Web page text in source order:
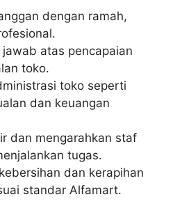
dengan ramah,
atas pencapaian
toko.
toko seperti
dan keuangan
dan mengarahkan staf
tugas.
dan kerapihan
standar Alfamart.